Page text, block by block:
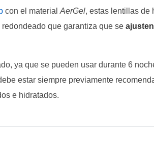
con el material AerGel, estas lentillas de
que garantiza que se
ya que se pueden usar durante 6
estar siempre previamente
e hidratados.